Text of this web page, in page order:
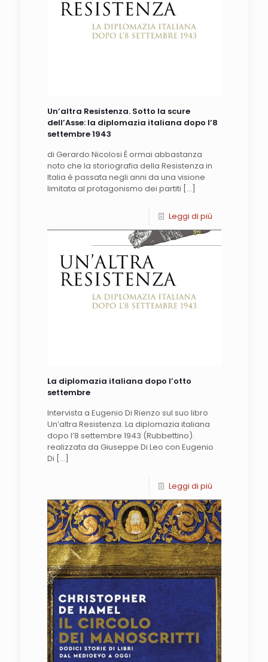
Un’altra Resistenza. Sotto la scure
dell’Asse: la diplomazia italiana dopo l’8
settembre 1943
di Gerardo Nicolosi È ormai abbastanza
noto che la storiografia della Resistenza in
Italia è passata negli anni da una visione
limitata al protagonismo dei partiti […]
Leggi di più
La diplomazia italiana dopo l’otto
settembre
Intervista a Eugenio Di Rienzo sul suo libro
Un’altra Resistenza. La diplomazia italiana
dopo l’8 settembre 1943 (Rubbettino).
realizzata da Giuseppe Di Leo con Eugenio
Di […]
Leggi di più